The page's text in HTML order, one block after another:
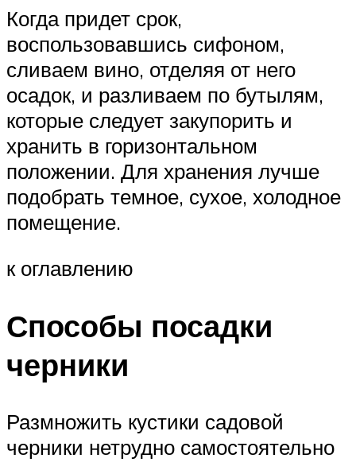
Когда придет срок,
воспользовавшись сифоном,
сливаем вино, отделяя от него
осадок, и разливаем по бутылям,
которые следует закупорить и
хранить в горизонтальном
положении. Для хранения лучше
подобрать темное, сухое, холодное
помещение.
к оглавлению
Способы посадки
черники
Размножить кустики садовой
черники нетрудно самостоятельно